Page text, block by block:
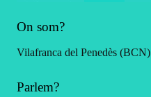
On som?
Vilafranca del Penedès (BCN)
Parlem?